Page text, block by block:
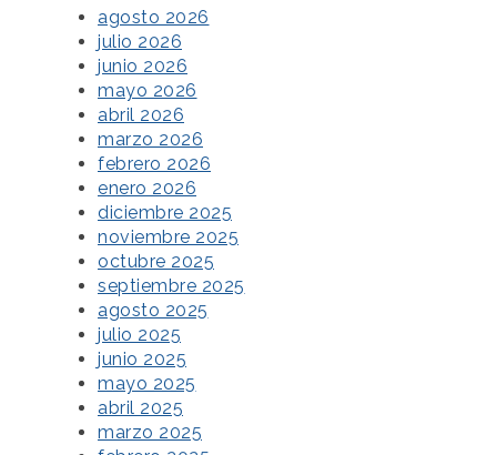
agosto 2026
julio 2026
junio 2026
mayo 2026
abril 2026
marzo 2026
febrero 2026
enero 2026
diciembre 2025
noviembre 2025
octubre 2025
septiembre 2025
agosto 2025
julio 2025
junio 2025
mayo 2025
abril 2025
marzo 2025